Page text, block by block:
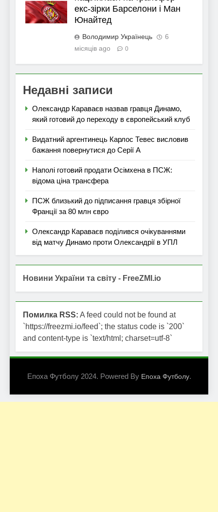
екс-зірки Барселони і Ман
Юнайтед
Володимир Українець
6
місяців ago
0
Недавні записи
Олександр Караваєв назвав гравця Динамо,
який готовий до переходу в європейський клуб
Видатний аргентинець Карлос Тевес висловив
бажання повернутися до Серії А
Наполі готовий продати Осімхена в ПСЖ:
відома ціна трансфера
ПСЖ близький до підписання гравця збірної
Франції за 80 млн євро
Олександр Караваєв поділився очікуваннями
від матчу Динамо проти Олександрії в УПЛ
Новини України та світу - FreeZMI.io
Помилка RSS: A feed could not be found at
`https://freezmi.io/feed`; the status code is `200`
and content-type is `text/html; charset=utf-8`
Епоха Футболу 2024. Powered By Епоха Футболу.